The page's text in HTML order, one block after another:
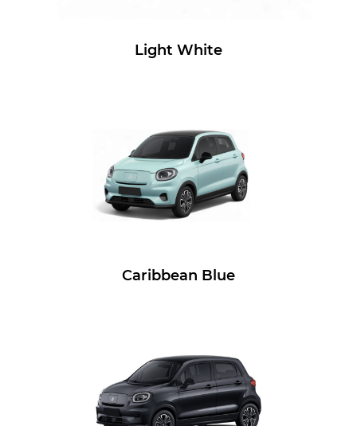
Light White
Caribbean Blue